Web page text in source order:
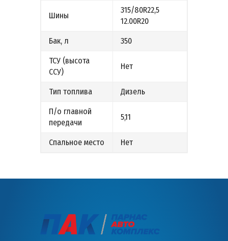
Шины
315/80R22,5
12.00R20
Бак, л 350
ТСУ (высота
ССУ)
Нет
Тип топлива Дизель
П/о главной
передачи
5,11
Спальное место Нет